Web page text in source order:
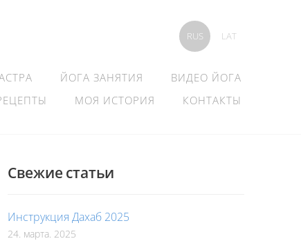
ЙОГА ЗАНЯТИЯ
ВИДЕО ЙОГА
МОЯ ИСТОРИЯ КОНТАКТЫ
RUS LAT
Свежие статьи
Инструкция Дахаб 2025
24. марта. 2025